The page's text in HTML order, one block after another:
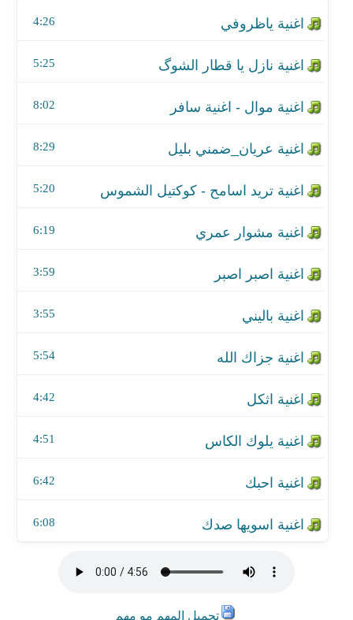
4:26
5:25
8:02
8:29
اغنية تريد اسامح - كوكتيل الشموس
5:20
اغنية مشوار عمري
6:19
3:59
3:55
5:54
اغنية اثكل
4:42
اغنية يلوك الكاس
4:51
اغنية احبك
6:42
6:08
تحميل المهم مو مهم